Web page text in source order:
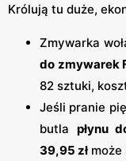
Królują tu duże,
Zmywarka
do zmywarek
82 sztuki,
Jeśli pranie
butla płynu
39,95 złmoże